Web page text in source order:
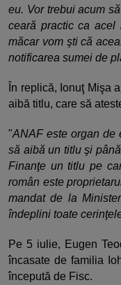
eu. Vor trebui acum
ceară practic ca
măcar vom şti că
notificarea sumei de
În replică, Ionuţ Mişa
aibă titlu, care să
"ANAF este organ de
să aibă un titlu şi
Finanţe un titlu pe
român este
mandat de la
îndeplini toate
Pe 5 iulie, Eugen
încasate de familia
începută de Fisc.